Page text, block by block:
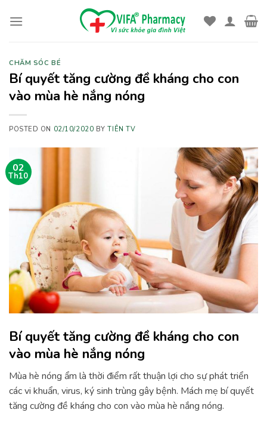
CHĂM SÓC BÉ
Bí quyết tăng cường đề kháng cho con
vào mùa hè nắng nóng
POSTED ON 02/10/2020 BYTIÊN TV
02
Th10
Bí quyết tăng cường đề kháng cho con
vào mùa hè nắng nóng
Mùa hè nóng ẩm là thời điểm rất thuận lợi cho sự phát triển
các vi khuẩn, virus, ký sinh trùng gây bệnh. Mách mẹ bí quyết
tăng cường đề kháng cho con vào mùa hè nắng nóng.